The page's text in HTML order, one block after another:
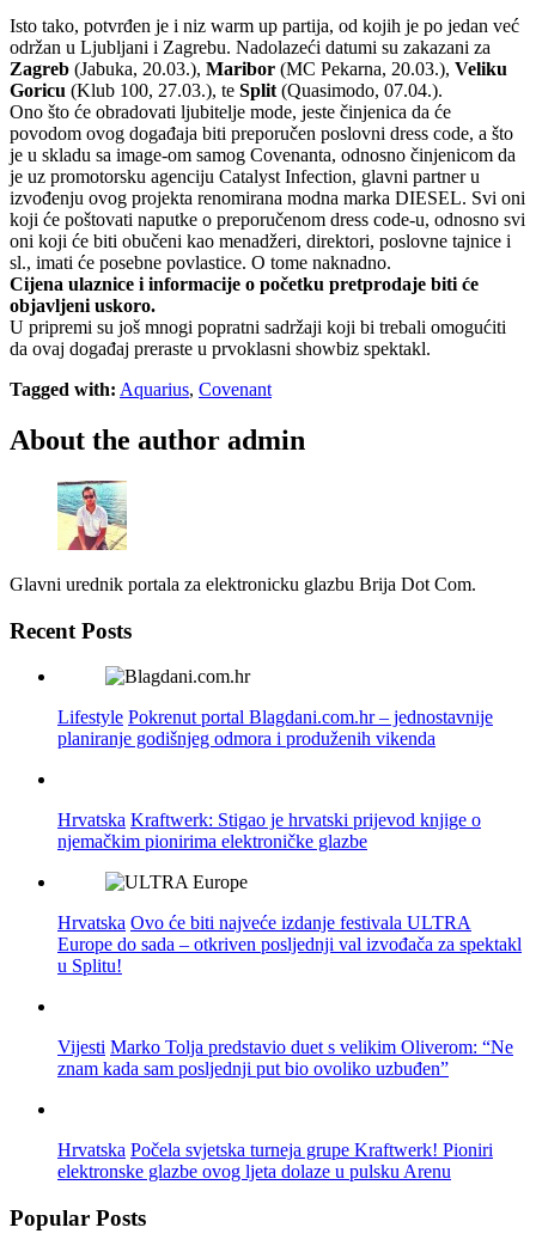
Isto tako, potvrđen je i niz warm up partija, od kojih je po jedan već
održan u Ljubljani i Zagrebu. Nadolazeći datumi su zakazani za
Zagreb (Jabuka, 20.03.), Maribor (MC Pekarna, 20.03.), Veliku
Goricu (Klub 100, 27.03.), te Split (Quasimodo, 07.04.).
Ono što će obradovati ljubitelje mode, jeste činjenica da će
povodom ovog događaja biti preporučen poslovni dress code, a što
je u skladu sa image-om samog Covenanta, odnosno činjenicom da
je uz promotorsku agenciju Catalyst Infection, glavni partner u
izvođenju ovog projekta renomirana modna marka DIESEL. Svi oni
koji će poštovati naputke o preporučenom dress code-u, odnosno svi
oni koji će biti obučeni kao menadžeri, direktori, poslovne tajnice i
sl., imati će posebne povlastice. O tome naknadno.
Cijena ulaznice i informacije o početku pretprodaje biti će
objavljeni uskoro.
U pripremi su još mnogi popratni sadržaji koji bi trebali omogućiti
da ovaj događaj preraste u prvoklasni showbiz spektakl.
Tagged with: Aquarius, Covenant
About the author admin
Glavni urednik portala za elektronicku glazbu Brija Dot Com.
Recent Posts
Lifestyle Pokrenut portal Blagdani.com.hr – jednostavnije
planiranje godišnjeg odmora i produženih vikenda
Hrvatska Kraftwerk: Stigao je hrvatski prijevod knjige o
njemačkim pionirima elektroničke glazbe
Hrvatska Ovo će biti najveće izdanje festivala ULTRA
Europe do sada – otkriven posljednji val izvođača za spektakl
u Splitu!
Vijesti Marko Tolja predstavio duet s velikim Oliverom: “Ne
znam kada sam posljednji put bio ovoliko uzbuđen”
Hrvatska Počela svjetska turneja grupe Kraftwerk! Pioniri
elektronske glazbe ovog ljeta dolaze u pulsku Arenu
Popular Posts